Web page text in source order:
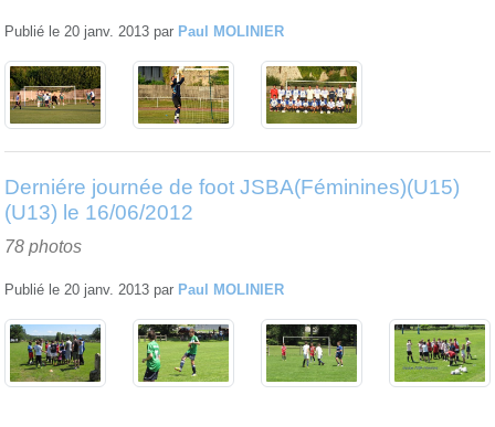
Publié le 20 janv. 2013 par Paul MOLINIER
Derniére journée de foot JSBA(Féminines)(U15)
(U13) le 16/06/2012
78 photos
Publié le 20 janv. 2013 par Paul MOLINIER